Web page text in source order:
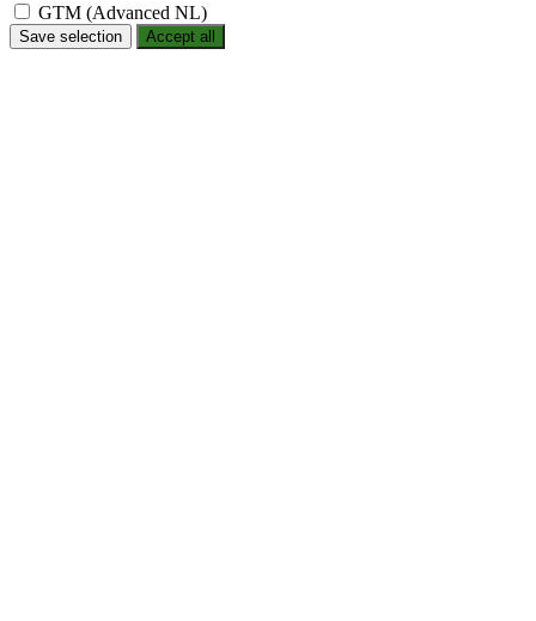
GTM (Advanced NL)
Save selection Accept all